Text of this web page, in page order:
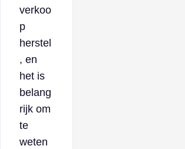
verkoo
p
herstel
, en
het is
belang
rijk om
te
weten